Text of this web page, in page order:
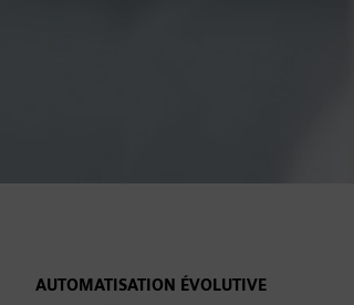
AUTOMATISATION ÉVOLUTIVE